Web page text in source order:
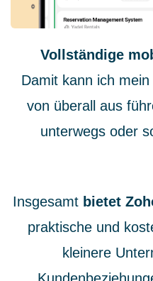
Vollständige
Damit kann ich
von überall aus
unterwegs oder
Insgesamt bietet
praktische und
kleinere